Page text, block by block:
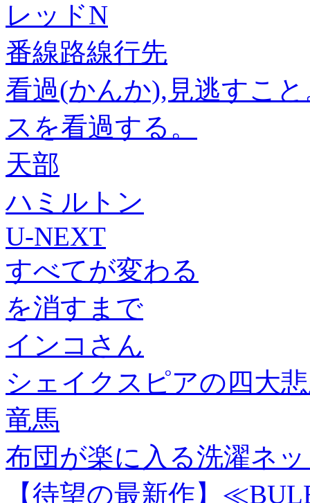
レッドN
番線路線行先
看過(かんか),見逃すこ
スを看過する。
天部
ハミルトン
U-NEXT
すべてが変わる
を消すまで
インコさん
シェイクスピアの四大
竜馬
布団が楽に入る洗濯ネ
【待望の最新作】